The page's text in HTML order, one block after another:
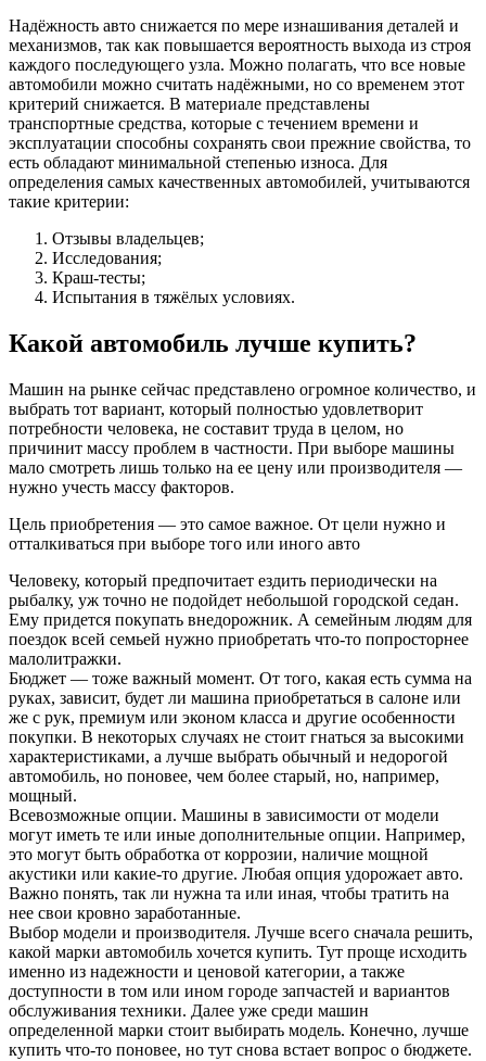
Надёжность авто снижается по мере изнашивания деталей и
механизмов, так как повышается вероятность выхода из строя
каждого последующего узла. Можно полагать, что все новые
автомобили можно считать надёжными, но со временем этот
критерий снижается. В материале представлены
транспортные средства, которые с течением времени и
эксплуатации способны сохранять свои прежние свойства, то
есть обладают минимальной степенью износа. Для
определения самых качественных автомобилей, учитываются
такие критерии:
Отзывы владельцев;
Исследования;
Краш-тесты;
Испытания в тяжёлых условиях.
Какой автомобиль лучше купить?
Машин на рынке сейчас представлено огромное количество, и
выбрать тот вариант, который полностью удовлетворит
потребности человека, не составит труда в целом, но
причинит массу проблем в частности. При выборе машины
мало смотреть лишь только на ее цену или производителя —
нужно учесть массу факторов.
Цель приобретения — это самое важное. От цели нужно и
отталкиваться при выборе того или иного авто
Человеку, который предпочитает ездить периодически на
рыбалку, уж точно не подойдет небольшой городской седан.
Ему придется покупать внедорожник. А семейным людям для
поездок всей семьей нужно приобретать что-то попросторнее
малолитражки.
Бюджет — тоже важный момент. От того, какая есть сумма на
руках, зависит, будет ли машина приобретаться в салоне или
же с рук, премиум или эконом класса и другие особенности
покупки. В некоторых случаях не стоит гнаться за высокими
характеристиками, а лучше выбрать обычный и недорогой
автомобиль, но поновее, чем более старый, но, например,
мощный.
Всевозможные опции. Машины в зависимости от модели
могут иметь те или иные дополнительные опции. Например,
это могут быть обработка от коррозии, наличие мощной
акустики или какие-то другие. Любая опция удорожает авто.
Важно понять, так ли нужна та или иная, чтобы тратить на
нее свои кровно заработанные.
Выбор модели и производителя. Лучше всего сначала решить,
какой марки автомобиль хочется купить. Тут проще исходить
именно из надежности и ценовой категории, а также
доступности в том или ином городе запчастей и вариантов
обслуживания техники. Далее уже среди машин
определенной марки стоит выбирать модель. Конечно, лучше
купить что-то поновее, но тут снова встает вопрос о бюджете.